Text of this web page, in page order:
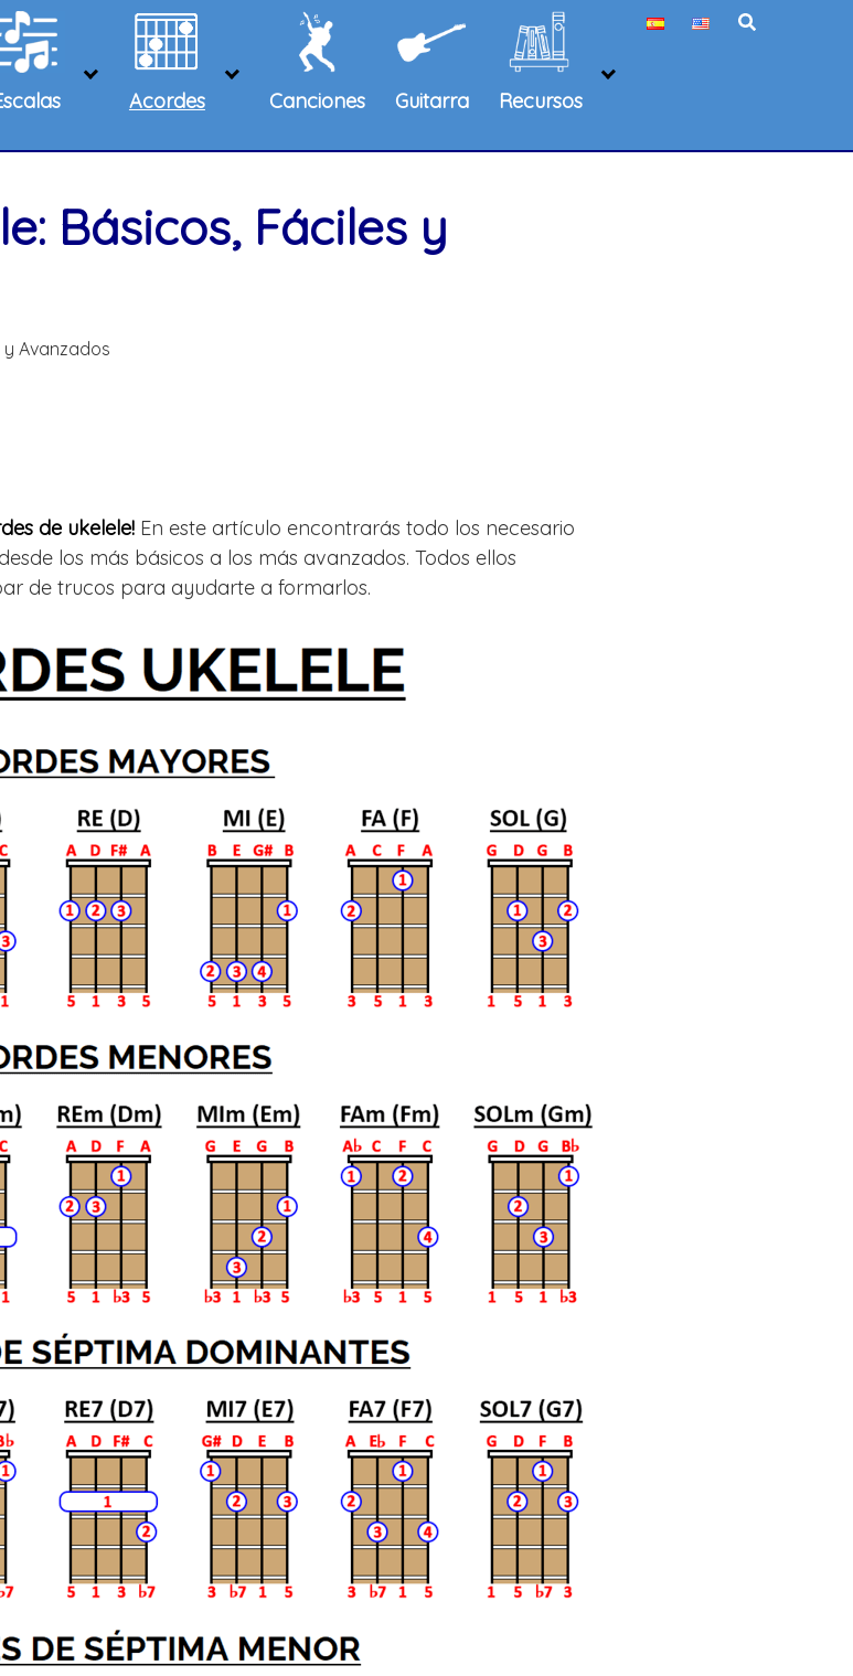
Acordes Canciones Guitarra Recursos
Básicos, Fáciles y
y Avanzados
de ukelele! En este artículo encontrarás todo los necesario
los más básicos a los más avanzados. Todos ellos
de trucos para ayudarte a formarlos.